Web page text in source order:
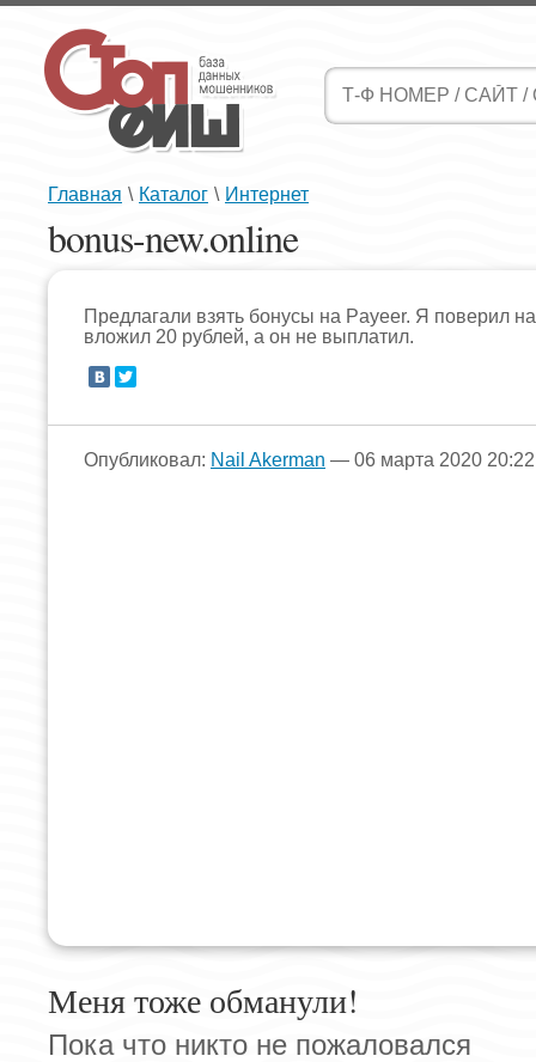
Главная \ Каталог \ Интернет
bonus-new.online
Предлагали взять бонусы на Payeer. Я поверил
вложил 20 рублей, а он не выплатил.
Опубликовал: Nail Akerman — 06 марта 2020 20:22
Меня тоже обманули!
Пока что никто не пожаловался